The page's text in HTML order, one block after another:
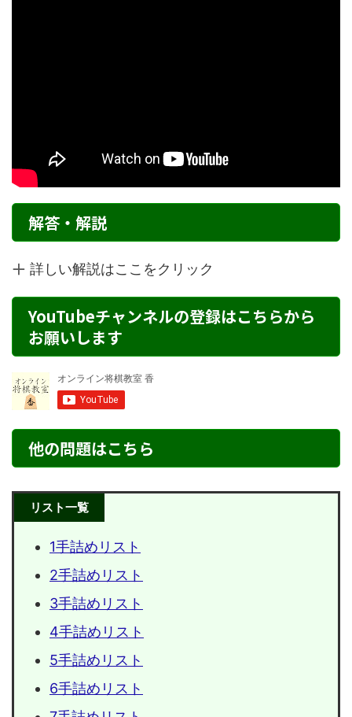
解答・解説
詳しい解説はここをクリック
YouTubeチャンネルの登録はこちらから
お願いします
他の問題はこちら
リスト一覧
1手詰めリスト
2手詰めリスト
3手詰めリスト
4手詰めリスト
5手詰めリスト
6手詰めリスト